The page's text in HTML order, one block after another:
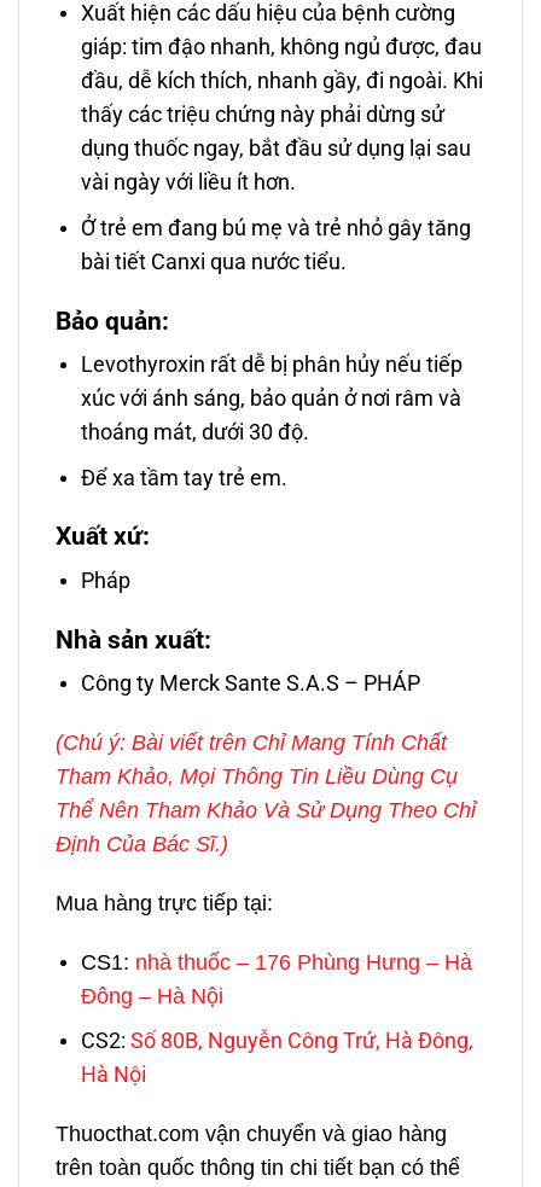
Xuất hiện các dấu hiệu của bệnh cường
giáp: tim đậo nhanh, không ngủ được, đau
đầu, dễ kích thích, nhanh gầy, đi ngoài. Khi
thấy các triệu chứng này phải dừng sử
dụng thuốc ngay, bắt đầu sử dụng lại sau
vài ngày với liều ít hơn.
Ở trẻ em đang bú mẹ và trẻ nhỏ gây tăng
bài tiết Canxi qua nước tiểu.
Bảo quản:
Levothyroxin rất dễ bị phân hủy nếu tiếp
xúc với ánh sáng, bảo quản ở nơi râm và
thoáng mát, dưới 30 độ.
Để xa tầm tay trẻ em.
Xuất xứ:
Pháp
Nhà sản xuất:
Công ty Merck Sante S.A.S – PHÁP
(Chú ý: Bài viết trên Chỉ Mang Tính Chất
Tham Khảo, Mọi Thông Tin Liều Dùng Cụ
Thể Nên Tham Khảo Và Sử Dụng Theo Chỉ
Định Của Bác Sĩ.)
Mua hàng trực tiếp tại:
CS1: nhà thuốc – 176 Phùng Hưng – Hà
Đông – Hà Nội
CS2: Số 80B, Nguyễn Công Trứ, Hà Đông,
Hà Nội
Thuocthat.com vận chuyển và giao hàng
trên toàn quốc thông tin chi tiết bạn có thể